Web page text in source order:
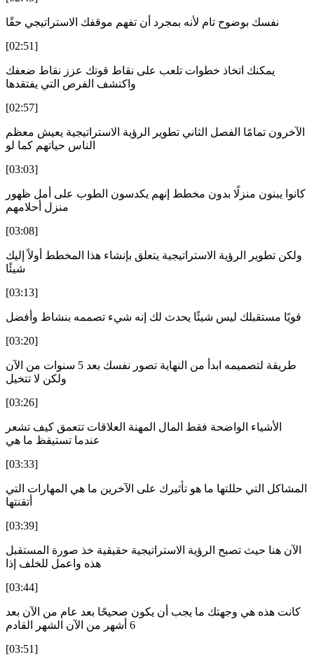
نفسك بوضوح تام لأنه بمجرد أن تفهم موقفك الاستراتيجي حقًا
[02:51]
يمكنك اتخاذ خطوات تلعب على نقاط قوتك عزز نقاط ضعفك
واكتشف الفرص التي يفتقدها
[02:57]
الآخرون تمامًا الفصل الثاني تطوير الرؤية الاستراتيجية يعيش معظم
الناس حياتهم كما لو
[03:03]
كانوا يبنون منزلًا بدون مخطط إنهم يكدسون الطوب على أمل ظهور
منزل أحلامهم
[03:08]
ولكن تطوير الرؤية الاستراتيجية يتعلق بإنشاء هذا المخطط أولاً إليك
شيئًا
[03:13]
قويًا مستقبلك ليس شيئًا يحدث لك إنه شيء تصممه بنشاط وأفضل
[03:20]
طريقة لتصميمه ابدأ من النهاية تصور نفسك بعد 5 سنوات من الآن
ولكن لا تتخيل
[03:26]
الأشياء الواضحة فقط المال المهنة العلاقات تتعمق كيف تشعر
عندما تستيقظ ما هي
[03:33]
المشاكل التي حللتها ما هو تأثيرك على الآخرين ما هي المهارات التي
أتقنتها
[03:39]
الآن هنا حيث تصبح الرؤية الاستراتيجية حقيقية خذ صورة المستقبل
هذه واعمل للخلف إذا
[03:44]
كانت هذه هي وجهتك ما يجب أن يكون صحيحًا بعد عام من الآن بعد
6 أشهر من الآن الشهر القادم
[03:51]